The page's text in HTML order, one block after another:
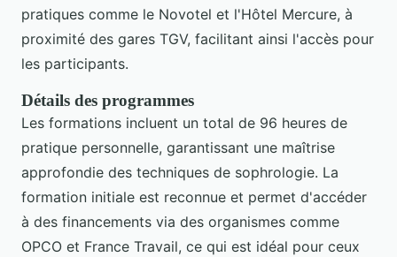
pratiques comme le Novotel et l'Hôtel Mercure, à
proximité des gares TGV, facilitant ainsi l'accès pour
les participants.
Détails des programmes
Les formations incluent un total de 96 heures de
pratique personnelle, garantissant une maîtrise
approfondie des techniques de sophrologie. La
formation initiale est reconnue et permet d'accéder
à des financements via des organismes comme
OPCO et France Travail, ce qui est idéal pour ceux